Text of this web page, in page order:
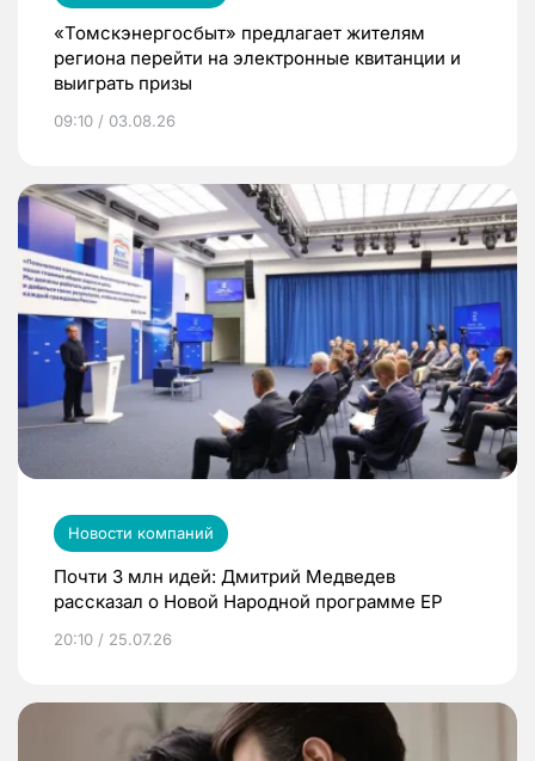
«Томскэнергосбыт» предлагает жителям
региона перейти на электронные квитанции и
выиграть призы
09:10 / 03.08.26
Новости компаний
Почти 3 млн идей: Дмитрий Медведев
рассказал о Новой Народной программе ЕР
20:10 / 25.07.26